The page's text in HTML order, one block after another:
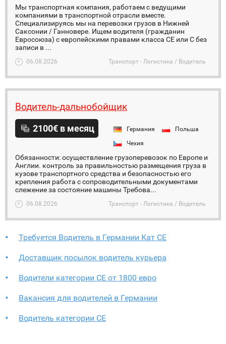
Мы транспортная компания, работаем с ведущими
компаниями в транспортной отрасли вместе.
Специализируясь мы на перевозки грузов в Нижней
Саксонии / Ганновере. Ищем водителя (гражданин
Евросоюза) с европейскими правами класса CE или C без
записи в ...
06.08.2026 Транспорт - Логистика / Водитель
Водитель-дальнобойщик
2100€ в месяц Германия
Польша
Чехия
Обязанности: осуществление грузоперевозок по Европе и
Англии. контроль за правильностью размещения груза в
кузове транспортного средства и безопасностью его
крепления работа с сопроводительными документами
слежение за состояние машины Требова...
06.08.2026 Транспорт - Логистика / Водитель
Требуется Водитель в Германии Кат СЕ
Доставщик посылок водитель курьера
Водители категории СЕ от 1800 евро
Вакансия для водителей в Германии
Водитель категории СЕ